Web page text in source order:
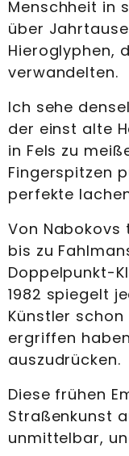
Menschheit in
über
Hieroglyphen,
verwandelten.
Ich sehe
der einst alte
in Fels zu
Fingerspitzen
perfekte
Von
bis zu
Doppelpunkt-
1982 spiegelt
Künstler
ergriffen
auszudrücken.
Diese frühen
Straßenkunst
unmittelbar,